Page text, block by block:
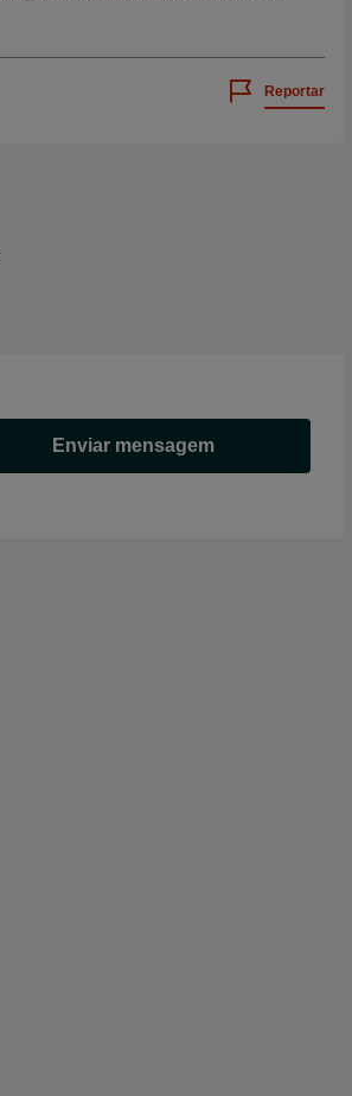
Reportar
Enviar mensagem